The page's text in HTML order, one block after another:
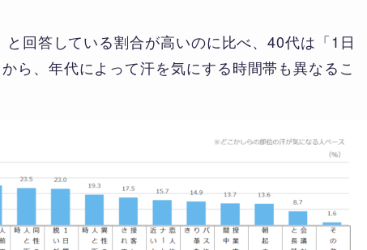
回答している割合が高いのに比べ、40代は「1日
ら、年代によって汗を気にする時間帯も異なるこ